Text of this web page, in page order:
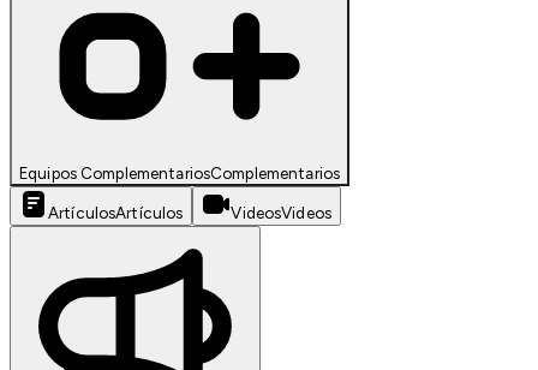
Equipos ComplementariosComplementarios
ArtículosArtículos VideosVideos